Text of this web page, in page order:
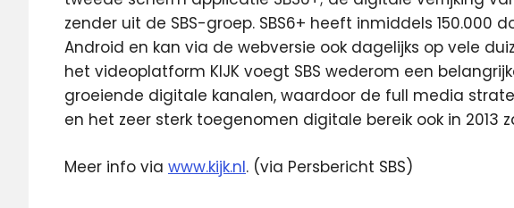
zender uit de SBS-groep. SBS6+ heeft inmiddels 150.000
Android en kan via de webversie ook dagelijks op vele
het videoplatform KIJK voegt SBS wederom een
groeiende digitale kanalen, waardoor de full media
en het zeer sterk toegenomen digitale bereik ook in 2013
Meer info via www.kijk.nl. (via Persbericht SBS)